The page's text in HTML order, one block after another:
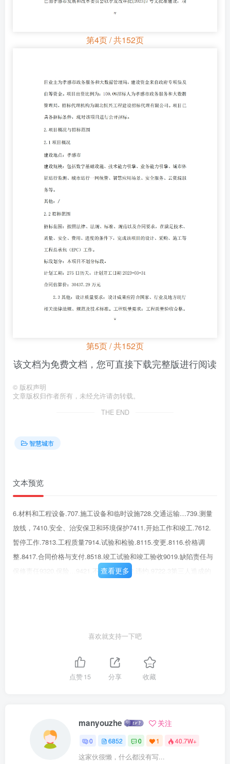
第4页 / 共152页
第5页 / 共152页
该文档为免费文档，您可直接下载完整版进行阅读
© 版权声明
文章版权归作者所有，未经允许请勿转载。
THE END
智慧城市
文本预览
6.材料和工程设备.707.施工设备和临时设施728.交通运输…739.测量
放线，7410.安全、治安保卫和环境保护7411.开始工作和竣工.7612.
暂停工作.7813.工程质量7914.试验和检验.8115.变更.8116.价格调
整.8417.合同价格与支付.8518.竣工试验和竣工验收9019.缺陷责任与
保修责任9320.保险…9421.不可抗力9622.违约.9722.3第三人造成的
和竣工10612.暂停施工.10615.变更.10716.价格调整，.10717.计量与
支付.10717.2.2预付款保函…….10718.竣工试验和竣工验收.10819.缺
陷责任与保修责任。.10820.保险.10821.不可抗力.10924.争议的解
查看更多
喜欢就支持一下吧
点赞15 分享 收藏
manyouzhe 关注
0 6852 0 1 40.7W+
这家伙很懒，什么都没有写...